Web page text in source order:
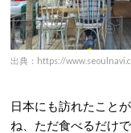
出典：https://
日本にも訪れたこと
ね、ただ食べるだけ